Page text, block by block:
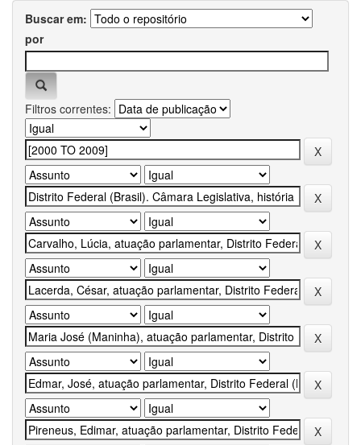
Buscar em:
por
Filtros correntes: